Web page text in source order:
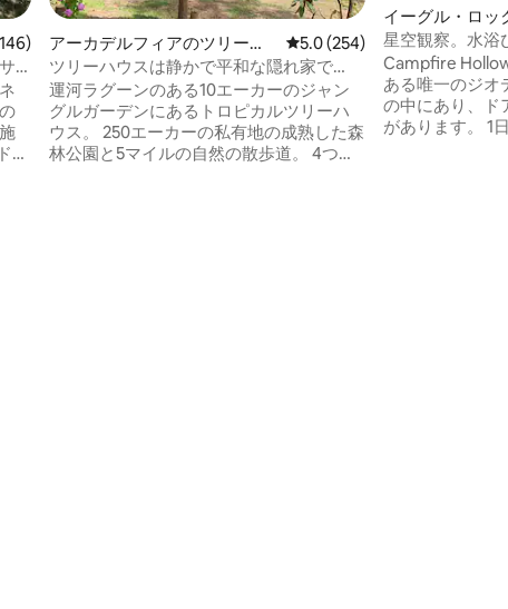
146件、5つ星中4.98つ星の平均評価
プ
アーカデルフィアのツリーハ
ウス
レビュー254件、5つ星中5.0
5.0 (254)
ツリーハウスは静かで平和な隠れ家で
す。
運河ラグーンのある10エーカーのジャン
グルガーデンにあるトロピカルツリーハ
ウス。 250エーカーの私有地の成熟した森
林公園と5マイルの自然の散歩道。 4つの
イーグル・ロッ
ウス
星空観察。水浴
ア。繰り返そう
Campfire
ある唯一のジオ
の中にあり、ド
があります。 1日中探索してから、ジャグ